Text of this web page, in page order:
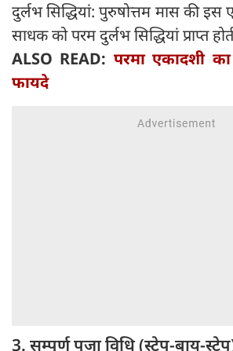
दुर्लभ सिद्धियां: पुरुषोत्तम मास की
साधक को परम दुर्लभ सिद्धियां प्राप्त
ALSO READ: परमा एकादशी
फायदे
3. सम्पूर्ण पूजा विधि (स्टेप-बाय-